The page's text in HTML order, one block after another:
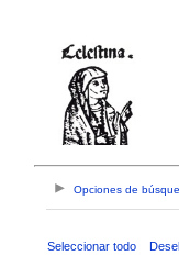
Opciones de
Seleccionar todo